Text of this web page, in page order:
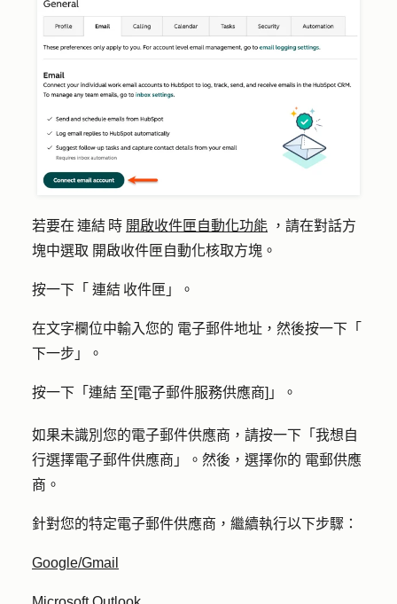
若要在 連結 時 開啟收件匣自動化功能 ，請在對話方
塊中選取 開啟收件匣自動化核取方塊。
按一下「 連結 收件匣」。
在文字欄位中輸入您的 電子郵件地址 ，然後按一下「
下一步 」。
按一下「 連結 至[電子郵件服務供應商]」 。
如果未識別您的電子郵件供應商，請按一下「 我想自
行選擇電子郵件供應商 」 。然後，選擇你的 電郵供應
商 。
針對您的特定電子郵件供應商，繼續執行以下步驟：
Google/Gmail